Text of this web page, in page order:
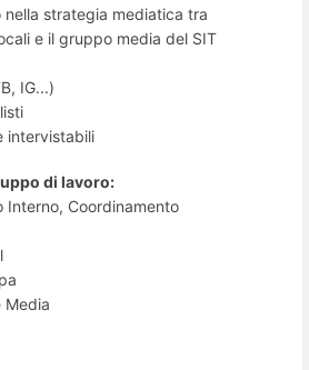
nella strategia mediatica tra
e il gruppo media del SIT
IG...)
intervistabili
di lavoro:
Interno, Coordinamento
Media